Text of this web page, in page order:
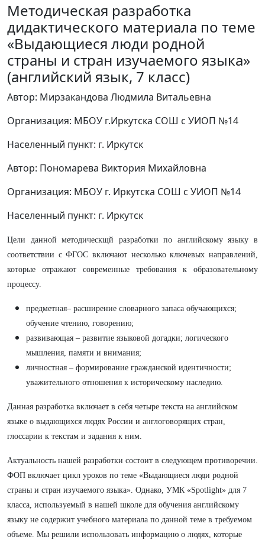
Методическая разработка
дидактического материала по теме
«Выдающиеся люди родной
страны и стран изучаемого языка»
(английский язык, 7 класс)
Автор: Мирзакандова Людмила Витальевна
Организация: МБОУ г.Иркутска СОШ с УИОП №14
Населенный пункт: г. Иркутск
Автор: Пономарева Виктория Михайловна
Организация: МБОУ г. Иркутска СОШ с УИОП №14
Населенный пункт: г. Иркутск
Цели данной методическщй разработки по английскому языку в
соответствии с ФГОС включают несколько ключевых направлений,
которые отражают современные требования к образовательному
процессу.
предметная– расширение словарного запаса обучающихся;
обучение чтению, говорению;
развивающая – развитие языковой догадки; логического
мышления, памяти и внимания;
личностная – формирование гражданской идентичности;
уважительного отношения к историческому наследию.
Данная разработка включает в себя четыре текста на английском
языке о выдающихся людях России и англоговорящих стран,
глоссарии к текстам и задания к ним.
Актуальность нашей разработки состоит в следующем противоречии.
ФОП включает цикл уроков по теме «Выдающиеся люди родной
страны и стран изучаемого языка». Однако, УМК «Spotlight» для 7
класса, используемый в нашей школе для обучения английскому
языку не содержит учебного материала по данной теме в требуемом
объеме. Мы решили использовать информацию о людях, которые